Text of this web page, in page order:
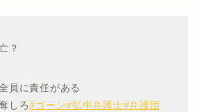
？
員に責任がある
しろ#ゴーン#弘中弁護士#弁護団